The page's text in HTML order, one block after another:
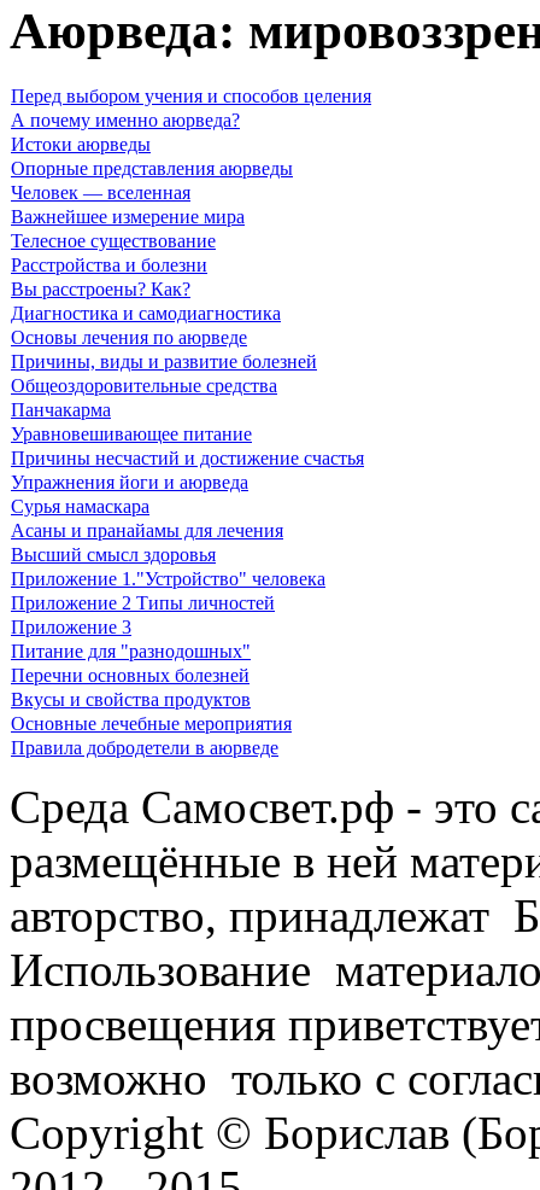
Аюрведа:
Перед выбором учения и способов целения
А почему именно аюрведа?
Истоки аюрведы
Опорные представления аюрведы
Человек — вселенная
Важнейшее измерение мира
Телесное существование
Расстройства и болезни
Вы расстроены? Как?
Диагностика и самодиагностика
Основы лечения по аюрведе
Причины, виды и развитие болезней
Общеоздоровительные средства
Панчакарма
Уравновешивающее питание
Причины несчастий и достижение счастья
Упражнения йоги и аюрведа
Сурья намаскара
Асаны и пранайамы для лечения
Высший смысл здоровья
Приложение 1."Устройство" человека
Приложение 2 Типы личностей
Приложение 3
Питание для "разнодошных"
Перечни основных болезней
Вкусы и свойства продуктов
Основные лечебные мероприятия
Правила добродетели в аюрведе
Среда Самосвет.рф - это
размещённые в ней
авторство, принадлежат
Использование
просвещения
возможно только с
Copyright © Борислав